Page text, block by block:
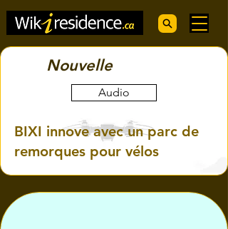
Nouvelle
Audio
BIXI innove avec un parc de
remorques pour vélos